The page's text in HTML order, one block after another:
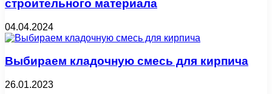
строительного материала
04.04.2024
Выбираем кладочную смесь для кирпича
26.01.2023